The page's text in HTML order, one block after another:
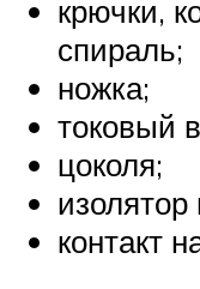
крючки,
спираль;
ножка;
токовый
цоколя;
изолятор
контакт